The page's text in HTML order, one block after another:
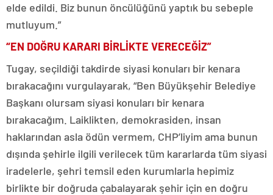
elde edildi. Biz bunun öncülüğünü yaptık bu sebeple
mutluyum.”
“EN DOĞRU KARARI BİRLİKTE VERECEĞİZ”
Tugay, seçildiği takdirde siyasi konuları bir kenara
bırakacağını vurgulayarak, “Ben Büyükşehir Belediye
Başkanı olursam siyasi konuları bir kenara
bırakacağım. Laiklikten, demokrasiden, insan
haklarından asla ödün vermem, CHP’liyim ama bunun
dışında şehirle ilgili verilecek tüm kararlarda tüm siyasi
iradelerle, şehri temsil eden kurumlarla hepimiz
birlikte bir doğruda çabalayarak şehir için en doğru